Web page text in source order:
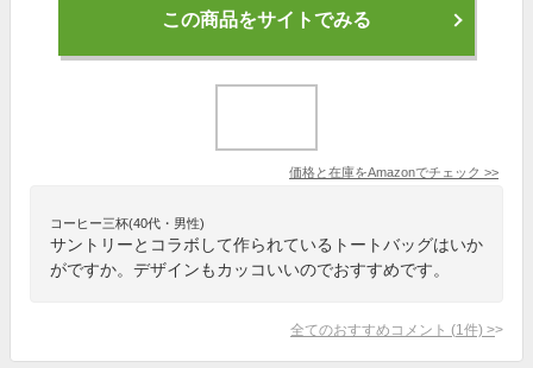
この商品をサイトでみる
価格と在庫をAmazonでチェック >>
コーヒー三杯(40代・男性)
サントリーとコラボして作られているトートバッグはいか
がですか。デザインもカッコいいのでおすすめです。
全てのおすすめコメント (1 件) >